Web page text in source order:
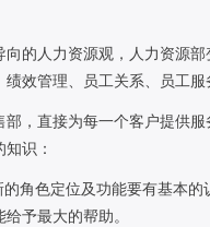
向的人力资源观，人力资源
效管理、员工关系、员工服
部，直接为每一个客户提供
识：
的角色定位及功能要有基本
予最大的帮助。